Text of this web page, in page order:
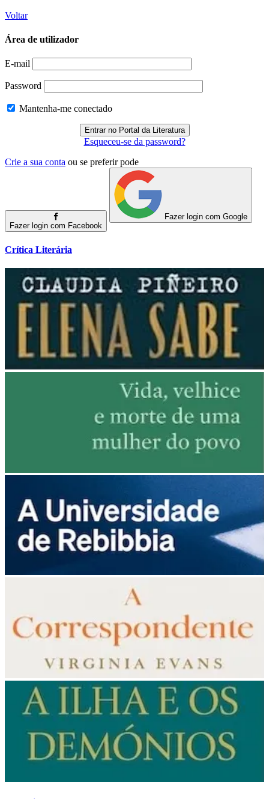
Voltar
Área de utilizador
E-mail
Password
Mantenha-me conectado
Esqueceu-se da password?
Crie a sua conta ou se preferir pode
Fazer login com Facebook
Fazer login com Google
Crítica Literária